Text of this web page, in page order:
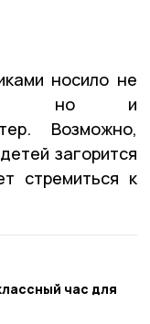
носило не
но и
Возможно,
загорится
стремиться к
час для